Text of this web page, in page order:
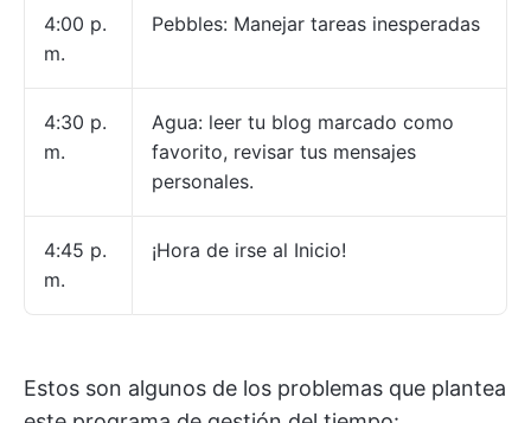
4:00 p.
m.
Pebbles: Manejar tareas inesperadas
4:30 p.
m.
Agua: leer tu blog marcado como
favorito, revisar tus mensajes
personales.
4:45 p.
m.
¡Hora de irse al Inicio!
Estos son algunos de los problemas que plantea